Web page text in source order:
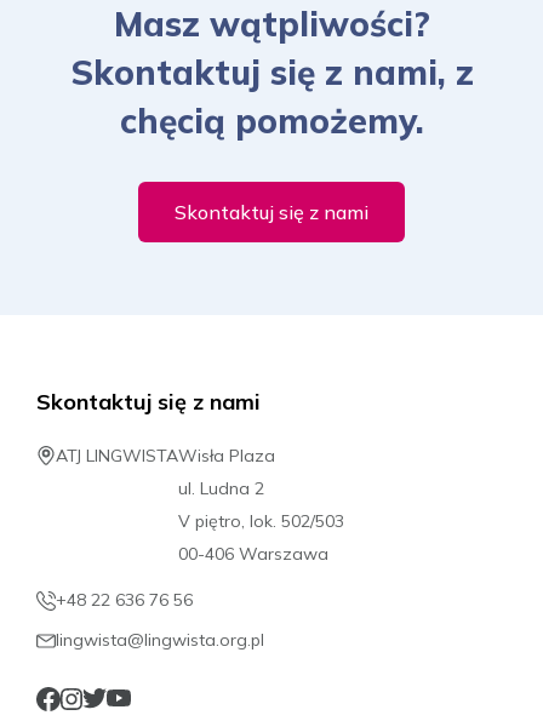
Masz wątpliwości?
Skontaktuj się z nami, z
chęcią pomożemy.
Skontaktuj się z nami
Skontaktuj się z nami
ATJ LINGWISTAWisła Plaza
ul. Ludna 2
V piętro, lok. 502/503
00-406 Warszawa
+48 22 636 76 56
lingwista@lingwista.org.pl